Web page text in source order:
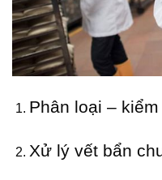
Phân loại –
Xử lý vết bẩn